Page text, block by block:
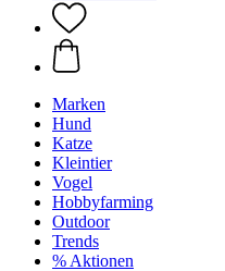
Marken
Hund
Katze
Kleintier
Vogel
Hobbyfarming
Outdoor
Trends
% Aktionen